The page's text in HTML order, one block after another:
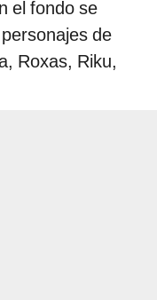
el fondo se
de
Roxas, Riku,